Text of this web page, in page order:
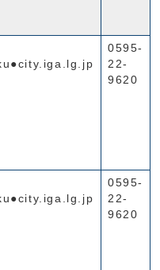
0595-
22-
9620
0595-
22-
9620